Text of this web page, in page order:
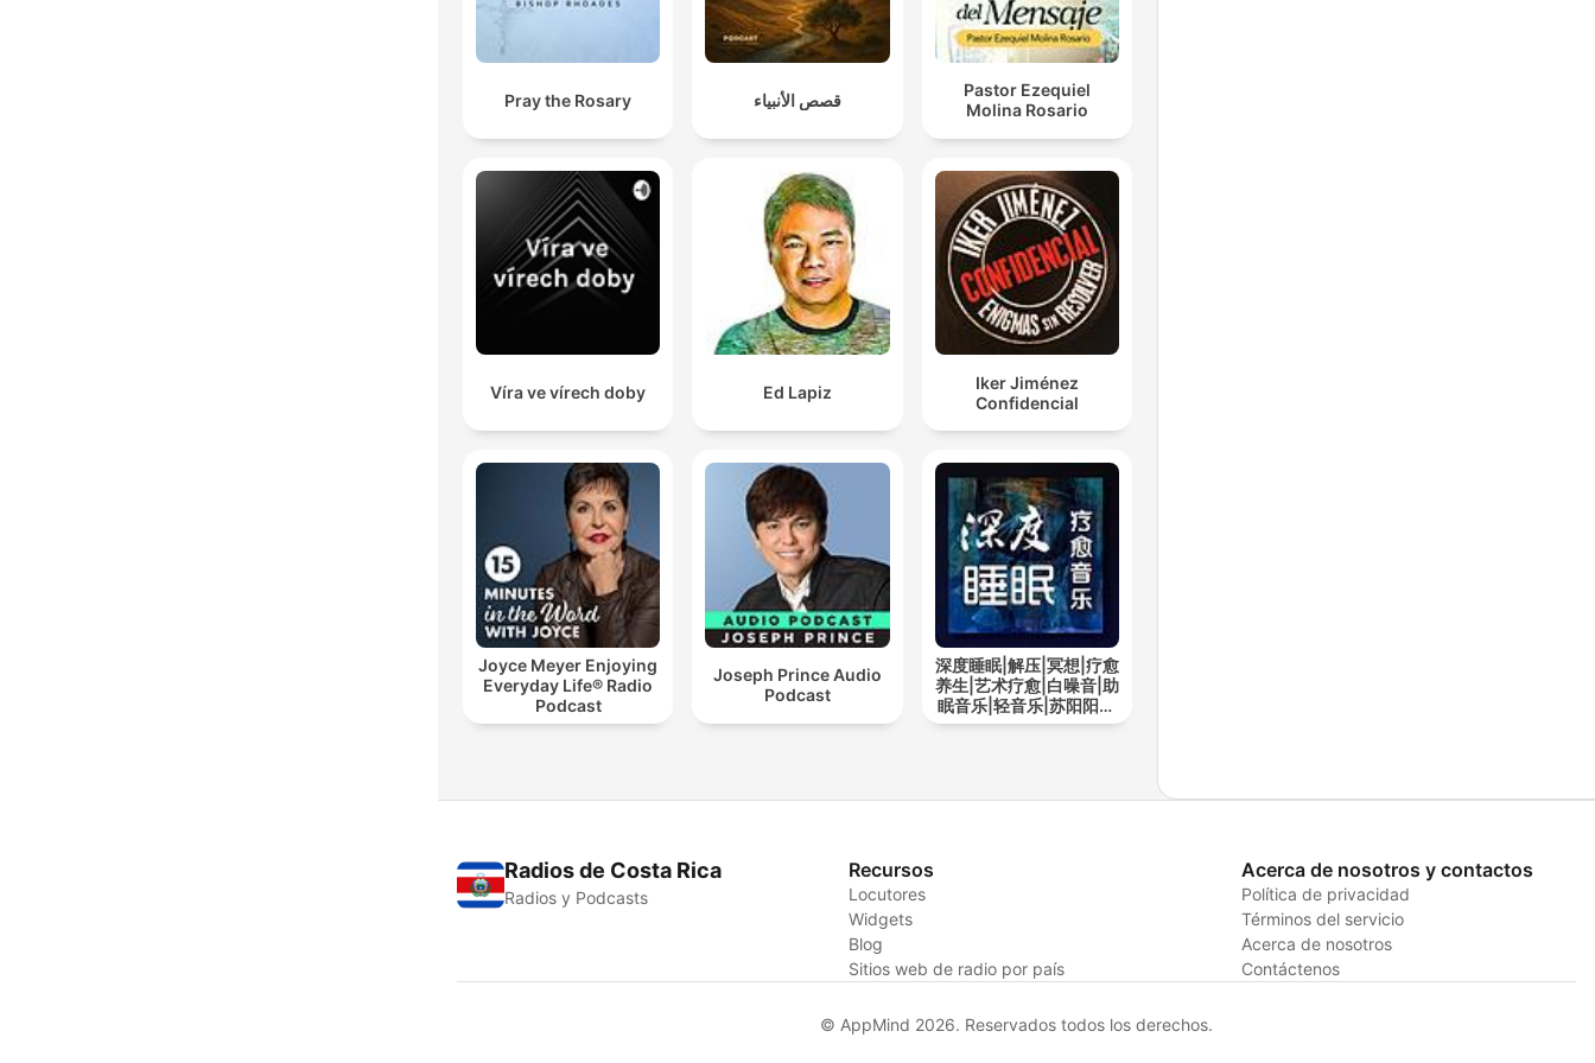
Pray the Rosary قصص الأنبياء
Pastor Ezequiel
Molina Rosario
Víra ve vírech doby Ed Lapiz
Iker Jiménez
Confidencial
Joyce Meyer Enjoying
Everyday Life® Radio
Podcast
Joseph Prince Audio
Podcast
深度睡眠|解压|冥想|疗愈
养生|艺术疗愈|白噪音|助
眠音乐|轻音乐|苏阳阳频
道
Radios de Costa Rica
Radios y Podcasts
Recursos
Locutores
Widgets
Blog
Sitios web de radio por país
Acerca de nosotros y contactos
Política de privacidad
Términos del servicio
Acerca de nosotros
Contáctenos
© AppMind 2026. Reservados todos los derechos.